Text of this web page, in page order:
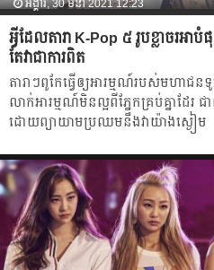
អង្គារ, 30 មីនា 2021 12:23
អ្វីដែលតារា K-Pop ៥ រូបខ្លាចរអាបំ
តែវាជាការពិត
តារាៗពូកែ​ធ្វើ​ឲ្យអារម្មណ៍របស់​មហា
លាក់អារម្មណ៍មិនល្អពីភ្នែកគ្រប់គ្នា​ដែ
ដោយព្យាយាម​ប្រឈម​នឹង​វាយ៉ាង​ស្ងៀម